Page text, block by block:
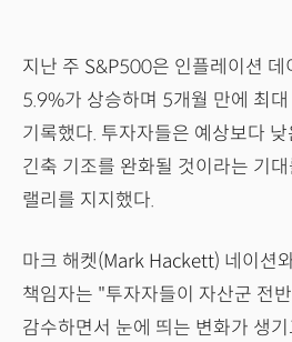
지난 주 S&P500은 인플레이션 데
5.9%가 상승하며 5개월 만에 최
기록했다. 투자자들은 예상보다
긴축 기조를 완화될 것이라는 기
랠리를 지지했다.
마크 해켓(Mark Hackett) 네이션
책임자는 "투자자들이 자산군 전
감수하면서 눈에 띄는 변화가 생